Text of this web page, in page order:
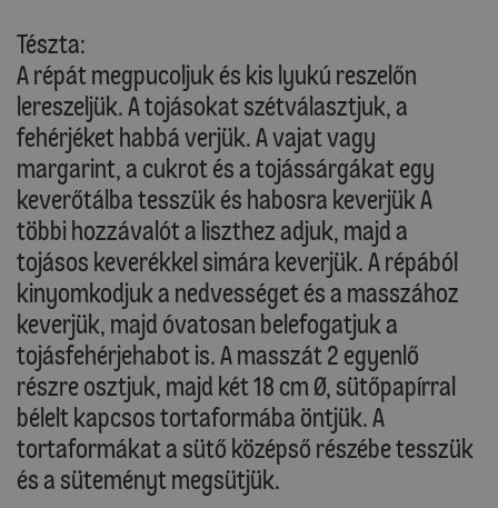
Tészta:
A répát megpucoljuk és kis lyukú reszelőn
lereszeljük. A tojásokat szétválasztjuk, a
fehérjéket habbá verjük. A vajat vagy
margarint, a cukrot és a tojássárgákat egy
keverőtálba tesszük és habosra keverjük A
többi hozzávalót a liszthez adjuk, majd a
tojásos keverékkel simára keverjük. A répából
kinyomkodjuk a nedvességet és a masszához
keverjük, majd óvatosan belefogatjuk a
tojásfehérjehabot is. A masszát 2 egyenlő
részre osztjuk, majd két 18 cm Ø, sütőpapírral
bélelt kapcsos tortaformába öntjük. A
tortaformákat a sütő középső részébe tesszük
és a süteményt megsütjük.